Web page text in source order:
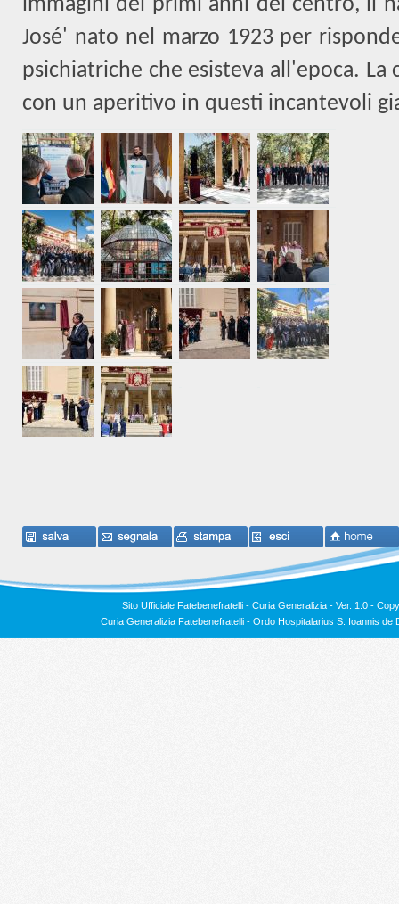
immagini dei primi anni del centro, il
José' nato nel marzo 1923 per
psichiatriche che esisteva all'epoca. La
con un aperitivo in questi incantevoli
Sito Ufficiale Fatebenefratelli - Curia Generalizia - Ver. 1.0 -
Curia Generalizia Fatebenefratelli - Ordo Hospitalarius S. Ioannis